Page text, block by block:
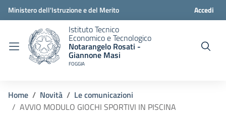
Ministero dell'Istruzione e del Merito Accedi
Istituto Tecnico
Economico e Tecnologico
Notarangelo Rosati -
Giannone Masi
FOGGIA
Home Novità
Le comunicazioni
AVVIO MODULO GIOCHI SPORTIVI IN PISCINA